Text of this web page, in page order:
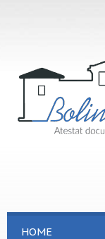
HOME